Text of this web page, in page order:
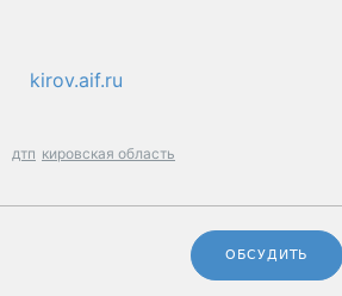
kirov.aif.ru
дтп кировская область
ОБСУДИТЬ